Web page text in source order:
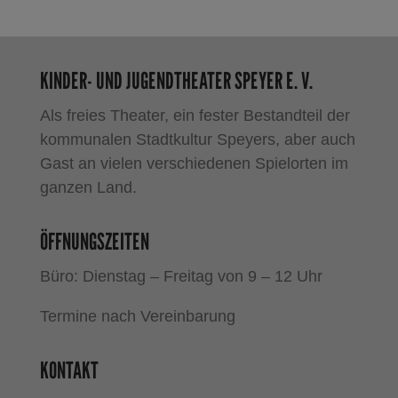
KINDER- UND JUGENDTHEATER SPEYER E. V.
Als freies Theater, ein fester Bestandteil der
kommunalen Stadtkultur Speyers, aber auch
Gast an vielen verschiedenen Spielorten im
ganzen Land.
ÖFFNUNGSZEITEN
Büro: Dienstag – Freitag von 9 – 12 Uhr
Termine nach Vereinbarung
KONTAKT